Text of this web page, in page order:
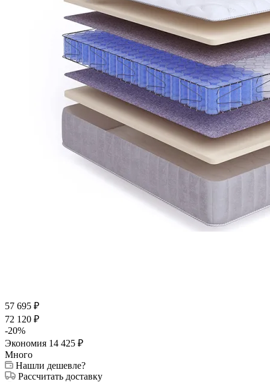
57 695 ₽
72 120 ₽
-20%
Экономия 14 425 ₽
Много
Нашли дешевле?
Рассчитать доставку